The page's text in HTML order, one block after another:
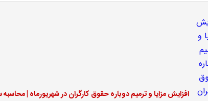
افزایش مزایا و ترمیم دوباره حقوق کارگران در شهریورماه |